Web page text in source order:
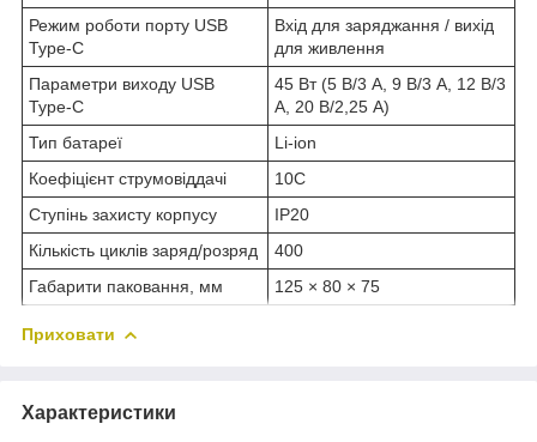
Режим роботи порту USB
Type‑C
Вхід для заряджання / вихід
для живлення
Параметри виходу USB
Type‑C
45 Вт (5 В/3 А, 9 В/3 А, 12 В/3
А, 20 В/2,25 А)
Тип батареї
Li‑ion
Коефіцієнт струмовіддачі
10C
Ступінь захисту корпусу
IP20
Кількість циклів заряд/розряд
400
Габарити паковання, мм
125 × 80 × 75
Приховати
Характеристики